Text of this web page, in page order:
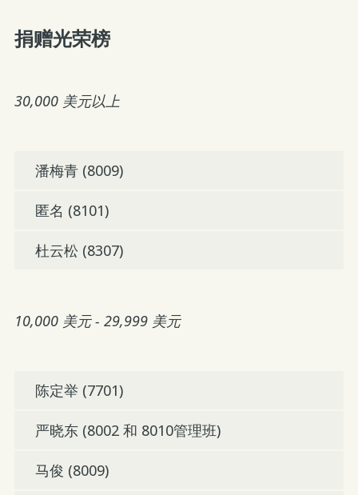
捐赠光荣榜
30,000 美元以上
潘梅青 (8009)
匿名 (8101)
杜云松 (8307)
10,000 美元 - 29,999 美元
陈定举 (7701)
严晓东 (8002 和 8010管理班)
马俊 (8009)